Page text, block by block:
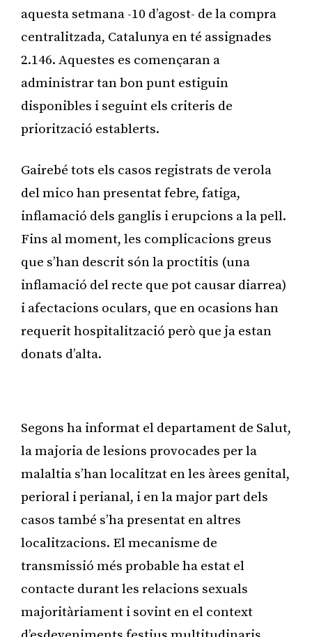
aquesta setmana -10 d’agost- de la compra
centralitzada, Catalunya en té assignades
2.146. Aquestes es començaran a
administrar tan bon punt estiguin
disponibles i seguint els criteris de
priorització establerts.
Gairebé tots els casos registrats de verola
del mico han presentat febre, fatiga,
inflamació dels ganglis i erupcions a la pell.
Fins al moment, les complicacions greus
que s’han descrit són la proctitis (una
inflamació del recte que pot causar diarrea)
i afectacions oculars, que en ocasions han
requerit hospitalització però que ja estan
donats d’alta.
Segons ha informat el departament de Salut,
la majoria de lesions provocades per la
malaltia s’han localitzat en les àrees genital,
perioral i perianal, i en la major part dels
casos també s’ha presentat en altres
localitzacions. El mecanisme de
transmissió més probable ha estat el
contacte durant les relacions sexuals
majoritàriament i sovint en el context